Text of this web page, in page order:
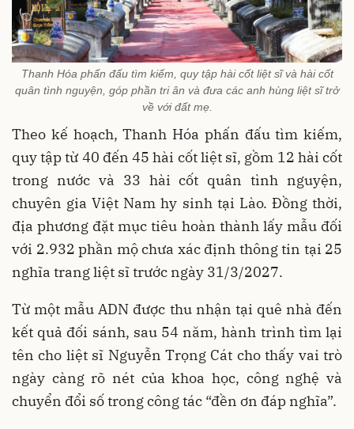
Thanh Hóa phấn đấu tìm kiếm, quy tập hài cốt liệt sĩ và hài cốt
quân tình nguyện, góp phần tri ân và đưa các anh hùng liệt sĩ trở
về với đất mẹ.
Theo kế hoạch, Thanh Hóa phấn đấu tìm kiếm,
quy tập từ 40 đến 45 hài cốt liệt sĩ, gồm 12 hài cốt
trong nước và 33 hài cốt quân tình nguyện,
chuyên gia Việt Nam hy sinh tại Lào. Đồng thời,
địa phương đặt mục tiêu hoàn thành lấy mẫu đối
với 2.932 phần mộ chưa xác định thông tin tại 25
nghĩa trang liệt sĩ trước ngày 31/3/2027.
Từ một mẫu ADN được thu nhận tại quê nhà đến
kết quả đối sánh, sau 54 năm, hành trình tìm lại
tên cho liệt sĩ Nguyễn Trọng Cát cho thấy vai trò
ngày càng rõ nét của khoa học, công nghệ và
chuyển đổi số trong công tác “đền ơn đáp nghĩa”.